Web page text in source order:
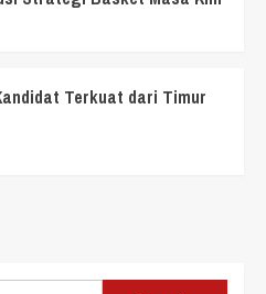
Terkuat dari Timur